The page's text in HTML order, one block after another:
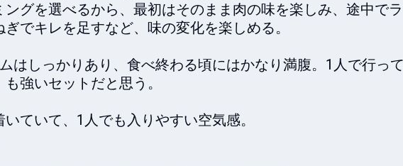
グを選べるから、最初はそのまま肉の味を楽しみ、途中で
でキレを足すなど、味の変化を楽しめる。
はしっかりあり、食べ終わる頃にはかなり満腹。1人で行っ
強いセットだと思う。
ていて、1人でも入りやすい空気感。